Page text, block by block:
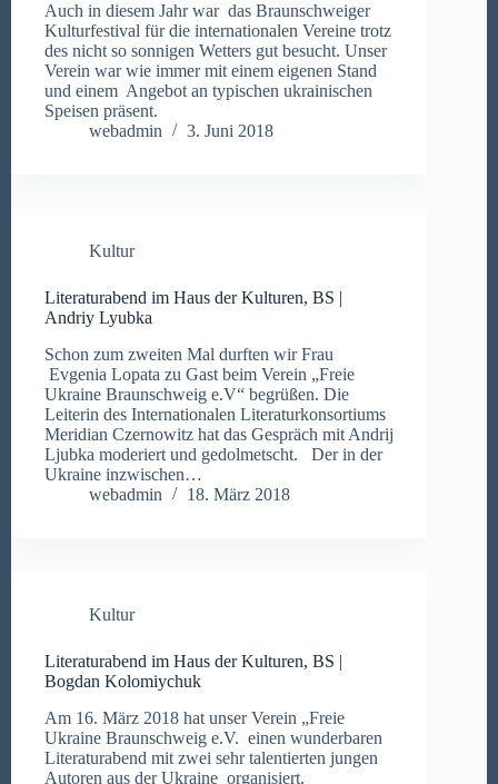
Auch in diesem Jahr war das Braunschweiger
Kulturfestival für die internationalen Vereine trotz
des nicht so sonnigen Wetters gut besucht. Unser
Verein war wie immer mit einem eigenen Stand
und einem Angebot an typischen ukrainischen
Speisen präsent.
webadmin
3. Juni 2018
Kultur
Literaturabend im Haus der Kulturen, BS |
Andriy Lyubka
Schon zum zweiten Mal durften wir Frau
Evgenia Lopata zu Gast beim Verein „Freie
Ukraine Braunschweig e.V“ begrüßen. Die
Leiterin des Internationalen Literaturkonsortiums
Meridian Czernowitz hat das Gespräch mit Andrij
Ljubka moderiert und gedolmetscht. Der in der
Ukraine inzwischen…
webadmin
18. März 2018
Kultur
Literaturabend im Haus der Kulturen, BS |
Bogdan Kolomiychuk
Am 16. März 2018 hat unser Verein „Freie
Ukraine Braunschweig e.V. einen wunderbaren
Literaturabend mit zwei sehr talentierten jungen
Autoren aus der Ukraine organisiert.